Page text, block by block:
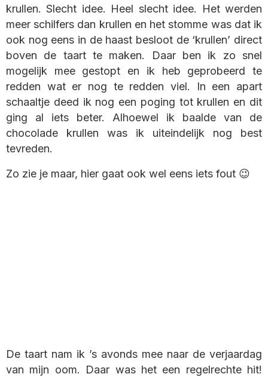
krullen. Slecht idee. Heel slecht idee. Het werden
meer schilfers dan krullen en het stomme was dat ik
ook nog eens in de haast besloot de ‘krullen’ direct
boven de taart te maken. Daar ben ik zo snel
mogelijk mee gestopt en ik heb geprobeerd te
redden wat er nog te redden viel. In een apart
schaaltje deed ik nog een poging tot krullen en dit
ging al iets beter. Alhoewel ik baalde van de
chocolade krullen was ik uiteindelijk nog best
tevreden.
Zo zie je maar, hier gaat ook wel eens iets fout 😉
De taart nam ik ’s avonds mee naar de verjaardag
van mijn oom. Daar was het een regelrechte hit!